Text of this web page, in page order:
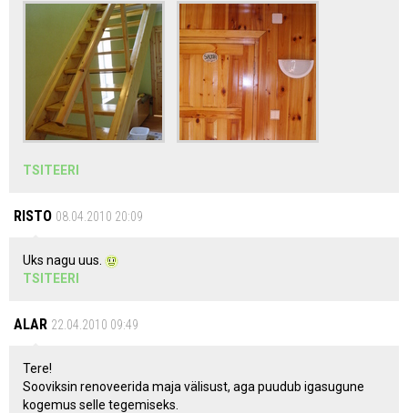
TSITEERI
RISTO 08.04.2010 20:09
Uks nagu uus.
TSITEERI
ALAR 22.04.2010 09:49
Tere!
Sooviksin renoveerida maja välisust, aga puudub igasugune
kogemus selle tegemiseks.